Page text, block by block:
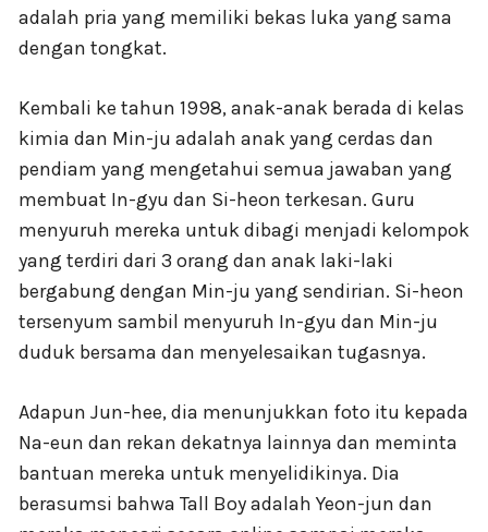
adalah pria yang memiliki bekas luka yang sama
dengan tongkat.
Kembali ke tahun 1998, anak-anak berada di kelas
kimia dan Min-ju adalah anak yang cerdas dan
pendiam yang mengetahui semua jawaban yang
membuat In-gyu dan Si-heon terkesan. Guru
menyuruh mereka untuk dibagi menjadi kelompok
yang terdiri dari 3 orang dan anak laki-laki
bergabung dengan Min-ju yang sendirian. Si-heon
tersenyum sambil menyuruh In-gyu dan Min-ju
duduk bersama dan menyelesaikan tugasnya.
Adapun Jun-hee, dia menunjukkan foto itu kepada
Na-eun dan rekan dekatnya lainnya dan meminta
bantuan mereka untuk menyelidikinya. Dia
berasumsi bahwa Tall Boy adalah Yeon-jun dan